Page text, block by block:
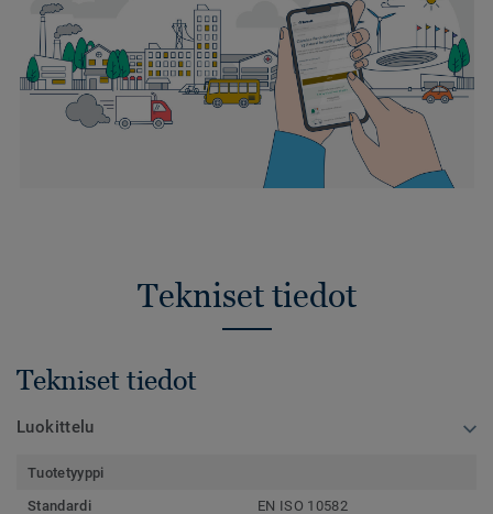
Tekniset tiedot
Tekniset tiedot
Luokittelu
Tuotetyyppi
Standardi
EN ISO 10582